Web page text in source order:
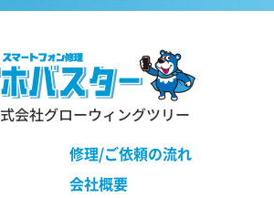
の履歴情報および特性情報を、ユ
覧する際に収集します。
報を収集・利用する目的）
収集・利用する目的は、以下の
を含みます）（以下「交換品」と
理依頼品との交換をもって、本サ
させていただく場合がございま
交換にご同意いただけない場合
ていただきます。
会社グローウィングツリー
修理/ご依頼の流れ
会社概要